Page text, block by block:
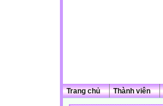
Trang chủ Thành viên